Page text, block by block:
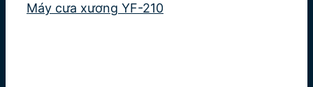
Máy cưa xương YF-210